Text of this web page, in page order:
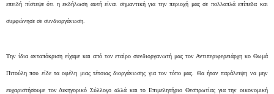
επειδή πίστεψε ότι η εκδήλωση αυτή είναι σημαντική για την περιοχή μας σε πολλαπλά επίπεδα και
συμφώνησε σε συνδιοργάνωση.
Την ίδια ανταπόκριση είχαμε και από τον εταίρο συνδιοργανωτή μας τον Αντιπεριφερειάρχη κο Θωμά
Πιτούλη που είδε τα οφέλη μιας τέτοιας διοργάνωσης για τον τόπο μας. Θα ήταν παράλειψη να μην
ευχαριστήσουμε τον Δικηγορικό Σύλλογο αλλά και το Επιμελητήριο Θεσπρωτίας για την οικονομική